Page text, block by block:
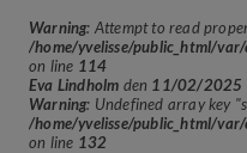
Warning: Attempt to read
/home/yvelisse/public_html/
on line 114
Eva Lindholm den 11/02/2025
Warning: Undefined array key
/home/yvelisse/public_html/
on line 132